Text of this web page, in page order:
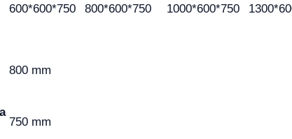
600*600*750 800*600*750 1000*600*750
800 mm
750 mm